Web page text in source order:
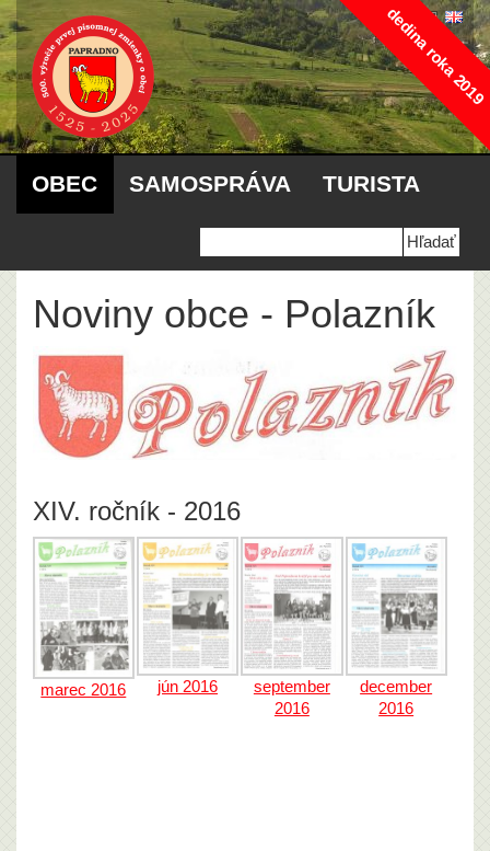
OBEC SAMOSPRÁVA TURISTA
Noviny obce - Polazník
XIV. ročník - 2016
marec 2016 jún 2016
september
2016
december
2016
dedina roka 2019